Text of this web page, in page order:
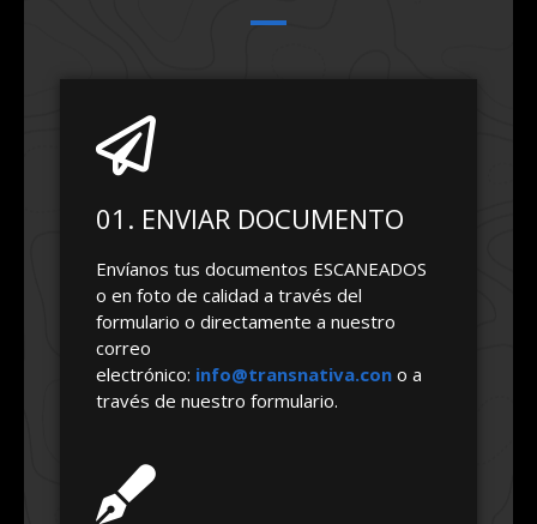
01. ENVIAR DOCUMENTO
Envíanos tus documentos ESCANEADOS
o en foto de calidad a través del
formulario o directamente a nuestro
correo
electrónico: info@transnativa.con o a
través de nuestro formulario.